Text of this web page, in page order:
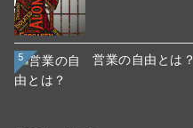
5 営業の自由とは？